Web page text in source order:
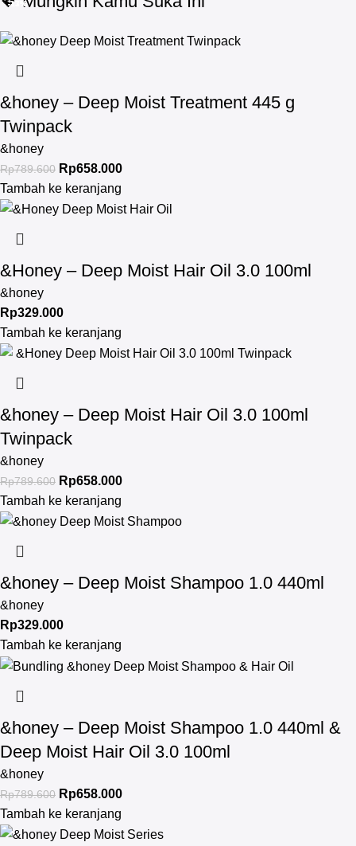
-17%
&honey – Deep Moist Treatment 445 g
Twinpack
&honey
Rp789.600 Rp658.000
Tambah ke keranjang
&Honey – Deep Moist Hair Oil 3.0 100ml
&honey
Rp329.000
Tambah ke keranjang
-17%
&honey – Deep Moist Hair Oil 3.0 100ml
Twinpack
&honey
Rp789.600 Rp658.000
Tambah ke keranjang
&honey – Deep Moist Shampoo 1.0 440ml
&honey
Rp329.000
Tambah ke keranjang
-17%
&honey – Deep Moist Shampoo 1.0 440ml &
Deep Moist Hair Oil 3.0 100ml
&honey
Rp789.600 Rp658.000
Tambah ke keranjang
-13%
-13%